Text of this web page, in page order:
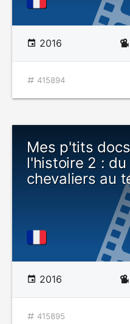
2016
415894
Mes p'tits
l'histoire 2 :
chevaliers au
2016
415895